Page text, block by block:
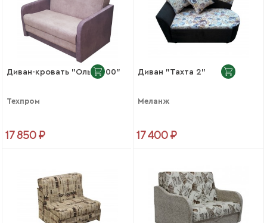
Диван-кровать "Ольга 100"
Техпром
17 850 ₽
Диван "Тахта 2"
Меланж
17 400 ₽